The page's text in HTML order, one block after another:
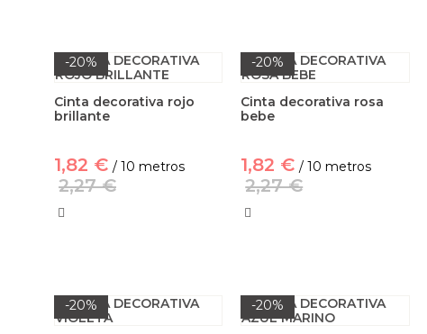
-20%
Cinta decorativa rojo
brillante
1,82 € / 10 metros
2,27 €
-20%
Cinta decorativa rosa
bebe
1,82 € / 10 metros
2,27 €
-20% -20%